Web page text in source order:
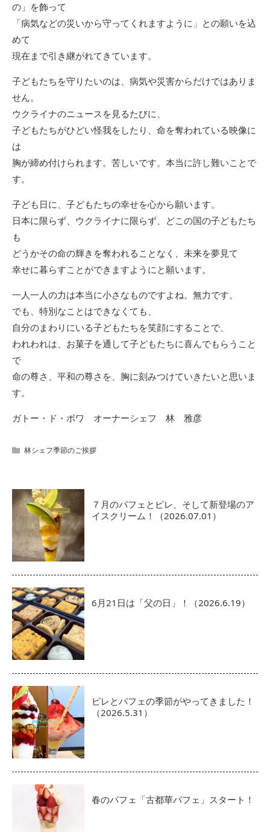
の」を飾って
「病気などの災いから守ってくれますように」との願いを込
めて
現在まで引き継がれてきています。
子どもたちを守りたいのは、病気や災害からだけではありま
せん。
ウクライナのニュースを見るたびに、
子どもたちがひどい怪我をしたり、命を奪われている映像に
は
胸が締め付けられます。苦しいです。本当に許し難いことで
す。
子ども日に、子どもたちの幸せを心から願います。
日本に限らず、ウクライナに限らず、どこの国の子どもたち
も
どうかその命の輝きを奪われることなく、未来を夢見て
幸せに暮らすことができますようにと願います。
一人一人の力は本当に小さなものですよね。無力です。
でも、特別なことはできなくても、
自分のまわりにいる子どもたちを笑顔にすることで、
われわれは、お菓子を通して子どもたちに喜んでもらうこと
で
命の尊さ、平和の尊さを、胸に刻みつけていきたいと思いま
す。
ガトー・ド・ボワ オーナーシェフ 林 雅彦
林シェフ季節のご挨拶
７月のパフェとピレ、そして新登場のア
イスクリーム！（2026.07.01）
6月21日は「父の日」！（2026.6.19）
ピレとパフェの季節がやってきました！
（2026.5.31）
春のパフェ「古都華パフェ」スタート！